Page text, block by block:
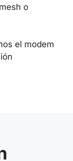
o
el modem